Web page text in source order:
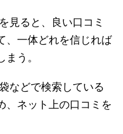
見ると、良い口コミ
、一体どれを信じれば
う。
などで検索している
、ネット上の口コミを